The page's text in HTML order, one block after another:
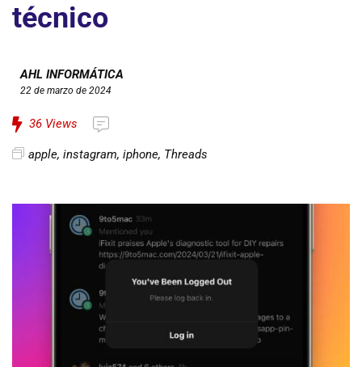
técnico
AHL INFORMÁTICA
22 de marzo de 2024
36 Views
apple, instagram, iphone, Threads